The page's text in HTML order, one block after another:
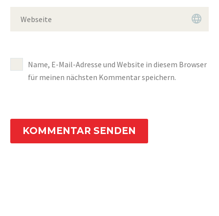
Name, E-Mail-Adresse und Website in diesem Browser
für meinen nächsten Kommentar speichern.
KOMMENTAR SENDEN